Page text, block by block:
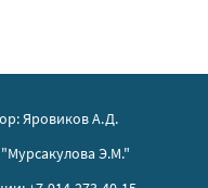
Яровиков А.Д.
Э.М."